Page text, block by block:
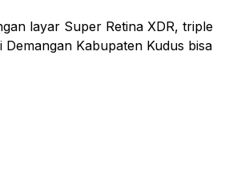
layar Super Retina XDR, triple
Kabupaten Kudus bisa